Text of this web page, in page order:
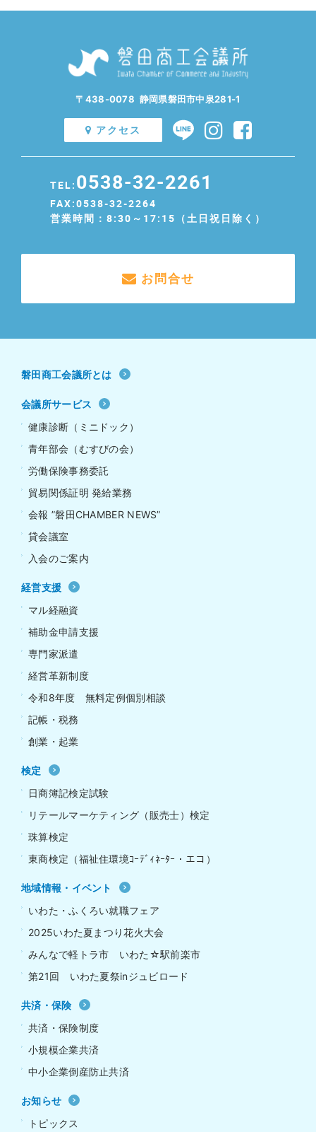
〒438-0078 静岡県磐田市中泉281-1
アクセス
TEL: 0538-32-2261
FAX:0538-32-2264
営業時間：8:30～17:15（土日祝日除く）
お問合せ
磐田商工会議所とは
会議所サービス
健康診断（ミニドック）
青年部会（むすびの会）
労働保険事務委託
貿易関係証明 発給業務
会報 ”磐田CHAMBER NEWS”
貸会議室
入会のご案内
経営支援
マル経融資
補助金申請支援
専門家派遣
経営革新制度
令和8年度 無料定例個別相談
記帳・税務
創業・起業
検定
日商簿記検定試験
リテールマーケティング（販売士）検定
珠算検定
東商検定（福祉住環境ｺｰﾃﾞｨﾈｰﾀｰ・エコ）
地域情報・イベント
いわた・ふくろい就職フェア
2025いわた夏まつり花火大会
みんなで軽トラ市 いわた☆駅前楽市
第21回 いわた夏祭inジュビロード
共済・保険
共済・保険制度
小規模企業共済
中小企業倒産防止共済
お知らせ
トピックス